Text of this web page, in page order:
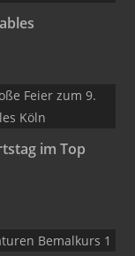
im Top